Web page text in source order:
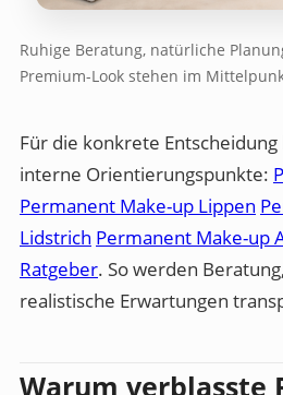
Ruhige Beratung, natürliche
Premium-Look stehen im
Für die konkrete
interne Orientierungspunkte:
Permanent Make-up Lippen
Lidstrich Permanent Make-up
Ratgeber. So werden
realistische Erwartungen
Warum verblasste